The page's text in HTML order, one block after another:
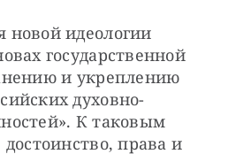
идеологии
государственной
и укреплению
духовно-
К таковым
права и